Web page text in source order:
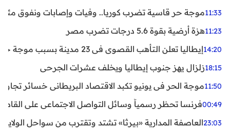
11:33موجة حر قاسية تضرب كوريا.. وفيات وإصابات ونفوق مئات
11:23هزة أرضية بقوة 5.6 درجات تضرب مصر
14:20إيطاليا تعلن التأهب القصوى في 23 مدينة بسبب موجة حر شديدة
18:15زلزال يهز جنوب إيطاليا ويخلف عشرات الجرحى
11:50موجة الحر في يونيو تكبد الاقتصاد البريطاني خسائر تجاوزت 1.5 مليار
00:49فرنسا تحظر رسمياً وسائل التواصل الاجتماعي على القاصرين
23:03العاصفة المدارية «بيرثا» تشتد وتقترب من سواحل